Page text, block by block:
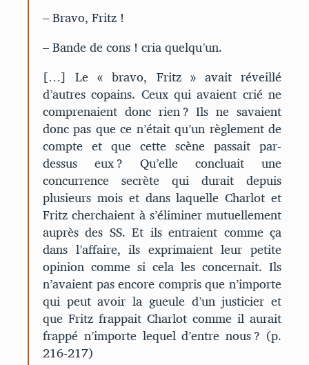
– Bravo, Fritz !
– Bande de cons ! cria quelqu’un.
[…] Le « bravo, Fritz » avait réveillé
d’autres copains. Ceux qui avaient crié ne
comprenaient donc rien ? Ils ne savaient
donc pas que ce n’était qu’un règlement de
compte et que cette scène passait par-
dessus eux ? Qu’elle concluait une
concurrence secrète qui durait depuis
plusieurs mois et dans laquelle Charlot et
Fritz cherchaient à s’éliminer mutuellement
auprès des SS. Et ils entraient comme ça
dans l’affaire, ils exprimaient leur petite
opinion comme si cela les concernait. Ils
n’avaient pas encore compris que n’importe
qui peut avoir la gueule d’un justicier et
que Fritz frappait Charlot comme il aurait
frappé n’importe lequel d’entre nous ? (p.
216-217)